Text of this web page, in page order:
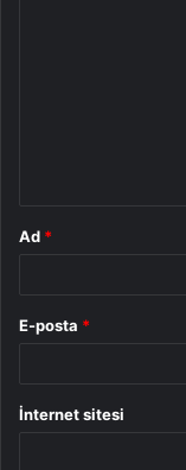
Ad *
E-posta *
İnternet sitesi